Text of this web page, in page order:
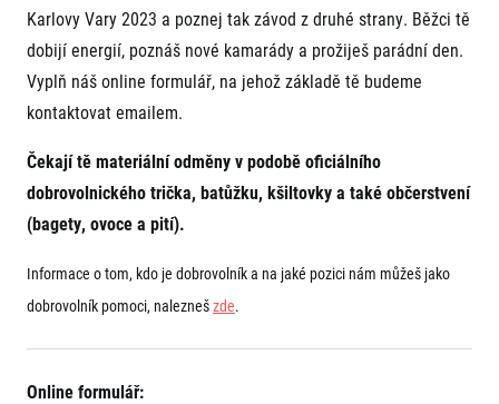
EuroHeroes Challenge 2024
EuroHeroes Challenge 2023
EuroHeroes Challenge 2019
Systém bodování
Projekt RunCzech Halfs
Pro běžce
Pro závodníky
Pravidla a všeobecné informace
Vše k pojištění
Přeregistrace na jiného závodníka
Pověření k vyzvednutí čísla
Reklamace výsledků
Příběhy běžců
RunCzech Story
AIMS Race Calendar
Komunity
Prvoběžci
RunCzech Kings & Queens
RunCzech Stars
Český maratonský klub
RunCzech Pacers
Středoškoláci
Charita
Běžím pro stromy
Užitečné
Náš tým
Karlovy Vary 2023 a poznej tak závod z druhé strany. Běžci tě
dobijí energií, poznáš nové kamarády a prožiješ parádní den.
Vyplň náš online formulář, na jehož základě tě budeme
kontaktovat emailem.
Čekají tě materiální odměny v podobě oficiálního
dobrovolnického trička, batůžku, kšiltovky a také občerstvení
(bagety, ovoce a pití).
Informace o tom, kdo je dobrovolník a na jaké pozici nám můžeš jako
dobrovolník pomoci, naleznešzde.
Online formulář: